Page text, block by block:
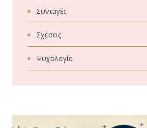
Συνταγές
Σχέσεις
Ψυχολογία